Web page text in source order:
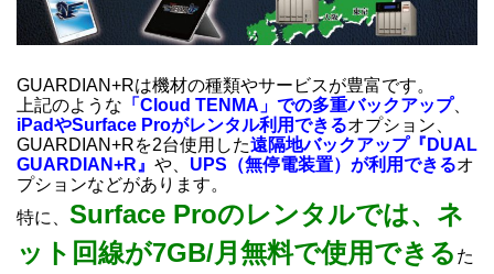
GUARDIAN+Rは機材の種類やサービスが豊富です。
上記のような 「Cloud TENMA」での多重バックアップ、
iPadやSurface Proがレンタル利用できるオプション、
GUARDIAN+Rを2台使用した遠隔地バックアップ『DUAL
GUARDIAN+R』 や、 UPS（無停電装置）が利用できるオ
プションなどがあります。
特に、 Surface Proのレンタルでは、ネ
ット回線が7GB/月無料で使用できる た